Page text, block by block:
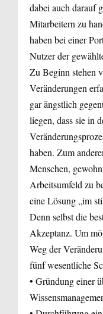
dabei auch darauf
Mitarbeitern zu
haben bei einer
Nutzer der
Zu Beginn stehen
Veränderungen
gar ängstlich
liegen, dass sie in
haben. Zum
Menschen,
Arbeitsumfeld zu
eine Lösung „im
Denn selbst die
Akzeptanz. Um
Weg der
fünf wesentliche
• Gründung einer